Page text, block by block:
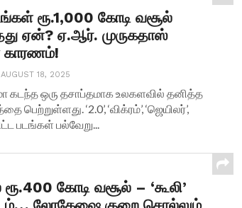
ரூ.1,000 கோடி வசூல்
ஏன்? ஏ.ஆர். முருகதாஸ்
AUGUST 18, 2025
கடந்த ஒரு தசாப்தமாக உலகளவில் தனித்த
‘2.0’, ‘விக்ரம்’, ‘ஜெயிலர்’,
படங்கள் பல்வேறு...
ரூ.400 கோடி வசூல் – ‘கூலி’